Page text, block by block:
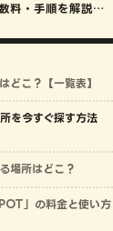
料・手順を解説
どこ？【一覧表】
を今すぐ探す方法
場所はどこ？
」の料金と使い方